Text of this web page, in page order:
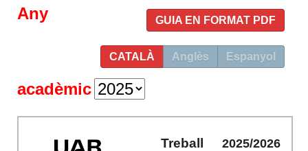
GUIA EN FORMAT PDF
CATALÀ Anglès Espanyol
Any
acadèmic
Treball
2025/2026